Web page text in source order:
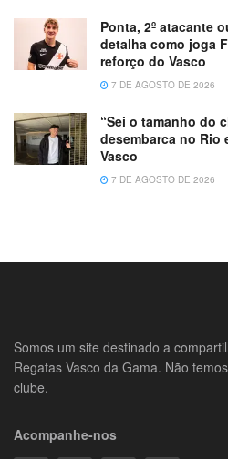
Ponta, 2º atacante
detalha como joga
reforço do Vasco
7 DE AGOSTO DE 2026
“Sei o tamanho do
desembarca no Rio
Vasco
7 DE AGOSTO DE 2026
Somos um site destinado a
Regatas Vasco da Gama. Não
clube.
Acompanhe-nos